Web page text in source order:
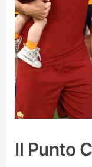
Il Punto